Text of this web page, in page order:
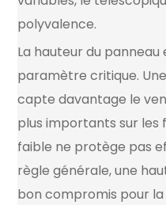
polyvalence.
La hauteur du
paramètre critique.
capte davantage le
plus importants sur les
faible ne protège pas
règle générale, une
bon compromis pour